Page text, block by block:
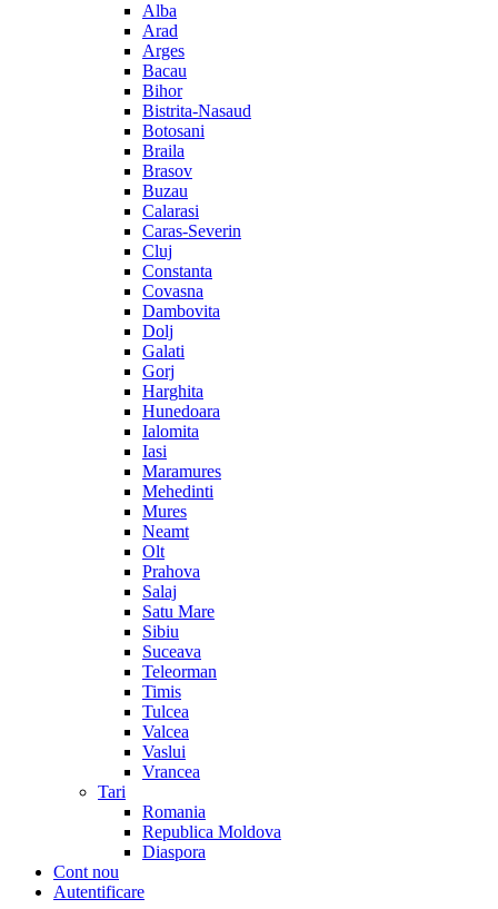
Alba
Arad
Arges
Bacau
Bihor
Bistrita-Nasaud
Botosani
Braila
Brasov
Buzau
Calarasi
Caras-Severin
Cluj
Constanta
Covasna
Dambovita
Dolj
Galati
Gorj
Harghita
Hunedoara
Ialomita
Iasi
Maramures
Mehedinti
Mures
Neamt
Olt
Prahova
Salaj
Satu Mare
Sibiu
Suceava
Teleorman
Timis
Tulcea
Valcea
Vaslui
Vrancea
Tari
Romania
Republica Moldova
Diaspora
Cont nou
Autentificare